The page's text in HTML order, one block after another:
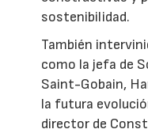
sostenibilidad.
También
como la jefa de
Saint-Gobain,
la futura
director de